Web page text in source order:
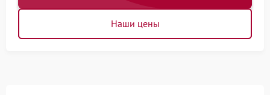
Наши цены